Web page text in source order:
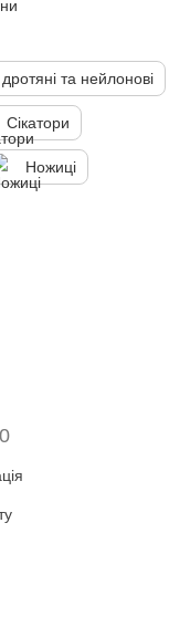
та нейлонові
Сікатори
Ножиці